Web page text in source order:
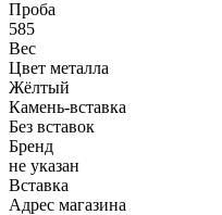
Проба
585
Вес
Цвет металла
Жёлтый
Камень-вставка
Без вставок
Бренд
не указан
Вcтавка
Адрес магазина